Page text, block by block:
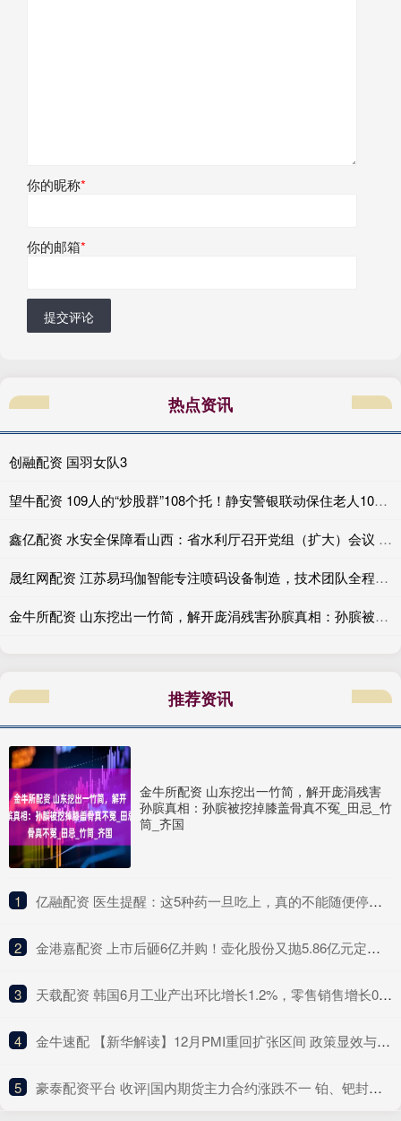
你的昵称*
你的邮箱*
提交评论
热点资讯
创融配资 国羽女队3
望牛配资 109人的“炒股群”108个托！静安警银联动保住老人10万元
鑫亿配资 水安全保障看山西：省水利厅召开党组（扩大）会议 传达学习贯彻全国两会精神
晟红网配资 江苏易玛伽智能专注喷码设备制造，技术团队全程严格把控。提供高解析喷码机、小字符喷码机及激光喷码机，保障标识清晰稳定运行
金牛所配资 山东挖出一竹简，解开庞涓残害孙膑真相：孙膑被挖掉膝盖骨真不冤_田忌_竹筒_齐国
推荐资讯
金牛所配资 山东挖出一竹简，解开庞涓残害
孙膑真相：孙膑被挖掉膝盖骨真不冤_田忌_竹
筒_齐国
1 ​亿融配资 医生提醒：这5种药一旦吃上，真的不能随便停！突然停服风险大
2 ​金港嘉配资 上市后砸6亿并购！壶化股份又抛5.86亿元定增，短期偿债压力明显，去年营收净利双降
3 ​天载配资 韩国6月工业产出环比增长1.2%，零售销售增长0.5%
4 ​金牛速配 【新华解读】12月PMI重回扩张区间 政策显效与信心改善共促经济回升向好
5 ​豪泰配资平台 收评|国内期货主力合约涨跌不一 铂、钯封跌停板